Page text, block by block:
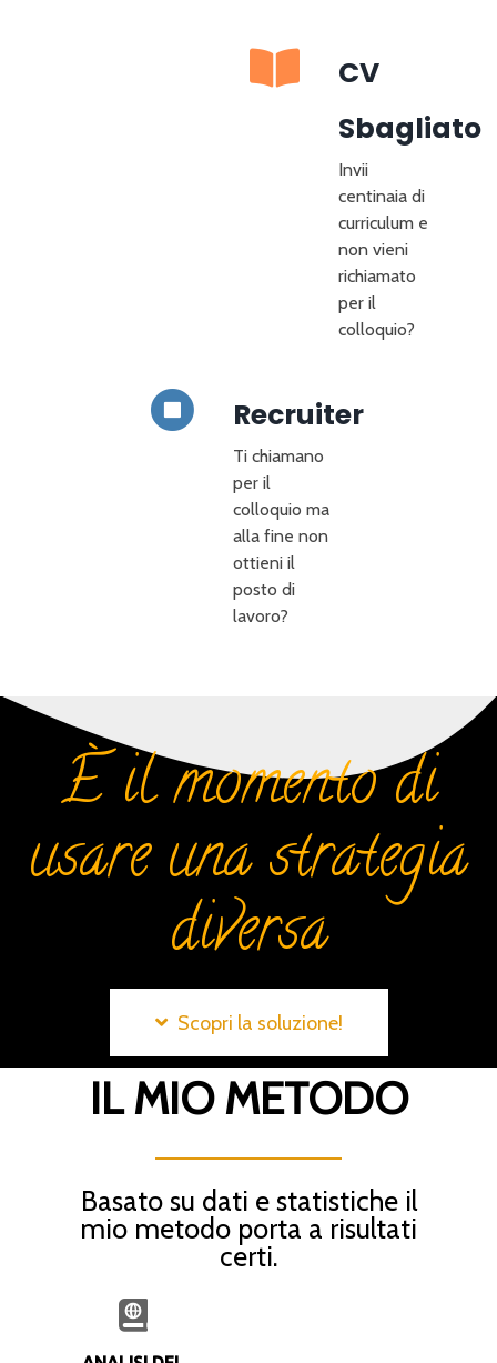
CV
Sbagliato
Invii
centinaia di
curriculum e
non vieni
richiamato
per il
colloquio?
Recruiter
Ti chiamano
per il
colloquio ma
alla fine non
ottieni il
posto di
lavoro?
È il momento di
usare una strategia
diversa
Scopri la soluzione!
IL MIO METODO
Basato su dati e statistiche il
mio metodo porta a risultati
certi.